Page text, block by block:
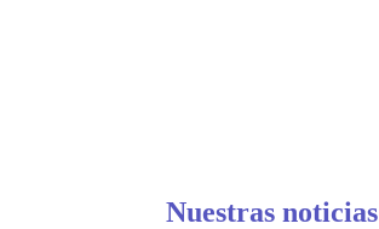
Nuestras noticias